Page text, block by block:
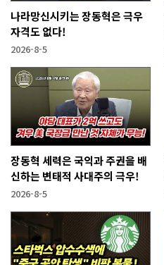
나라망신시키는 장동혁은 극우
자격도 없다!
2026-8-5
장동혁 세력은 국익과 주권을 배
신하는 변태적 사대주의 극우!
2026-8-5